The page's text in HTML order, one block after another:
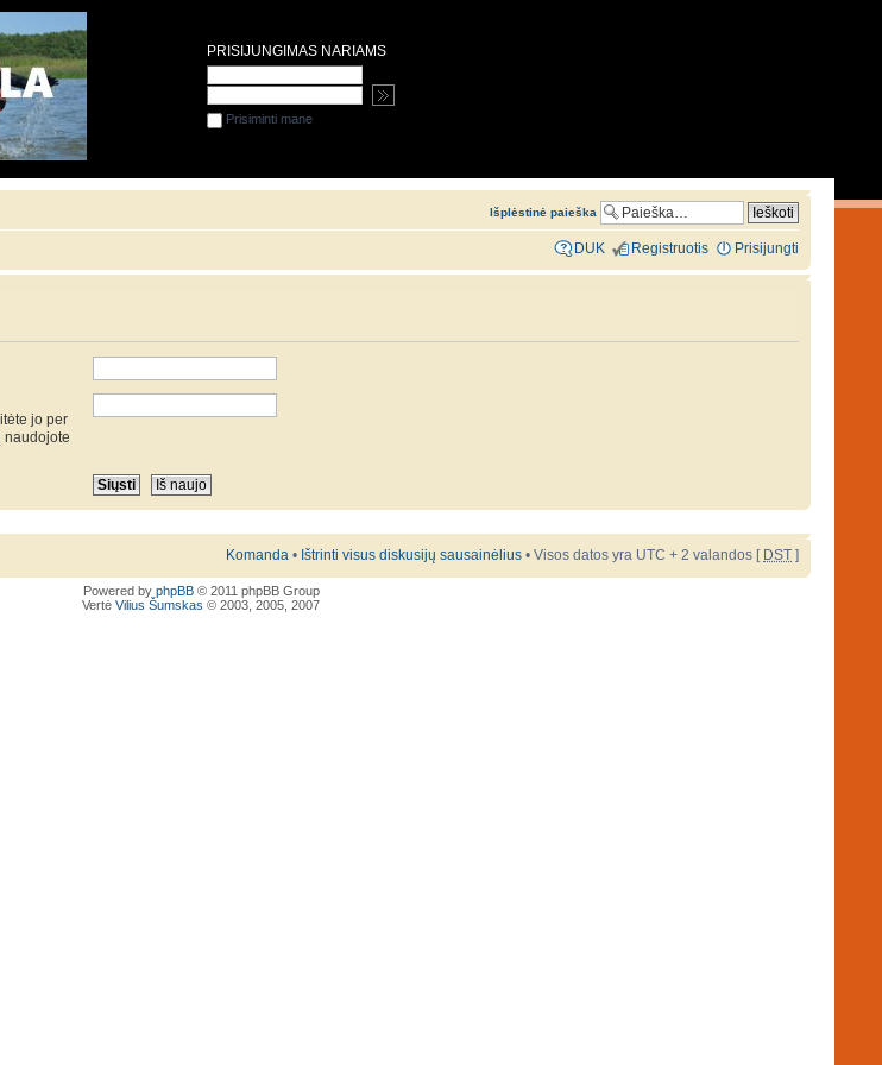
Išplėstinė paieška
DUK Registruotis Prisijungti
jo per
naudojote
Komanda • Ištrinti visus diskusijų sausainėlius • Visos datos yra UTC + 2 valandos [ DST ]
Powered by phpBB© 2011 phpBB Group
Vertė Vilius Šumskas © 2003, 2005, 2007
PRISIJUNGIMAS NARIAMS
Prisiminti mane